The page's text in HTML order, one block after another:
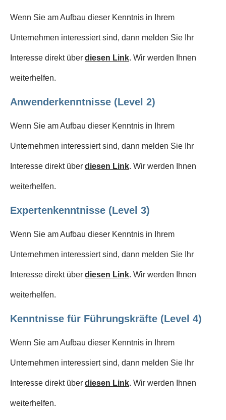
Wenn Sie am Aufbau dieser Kenntnis in Ihrem
Unternehmen interessiert sind, dann melden Sie Ihr
Interesse direkt über diesen Link. Wir werden Ihnen
weiterhelfen.
Anwenderkenntnisse (Level 2)
Wenn Sie am Aufbau dieser Kenntnis in Ihrem
Unternehmen interessiert sind, dann melden Sie Ihr
Interesse direkt über diesen Link. Wir werden Ihnen
weiterhelfen.
Expertenkenntnisse (Level 3)
Wenn Sie am Aufbau dieser Kenntnis in Ihrem
Unternehmen interessiert sind, dann melden Sie Ihr
Interesse direkt über diesen Link. Wir werden Ihnen
weiterhelfen.
Kenntnisse für Führungskräfte (Level 4)
Wenn Sie am Aufbau dieser Kenntnis in Ihrem
Unternehmen interessiert sind, dann melden Sie Ihr
Interesse direkt über diesen Link. Wir werden Ihnen
weiterhelfen.